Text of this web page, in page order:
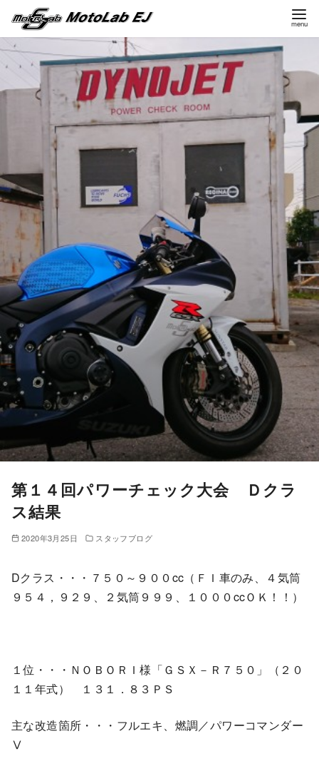
コ
ン
動
第１４回パワーチェック大会 Ｄクラ
ス結果
2020年3月25日 スタッフブログ
Dクラス・・・７５０～９００cc（ＦＩ車のみ、４気筒
９５４，９２９、２気筒９９９、１０００ccＯＫ！！）
１位・・・ＮＯＢＯＲＩ様「ＧＳＸ－Ｒ７５０」（２０
１１年式） １３１．８３ＰＳ
主な改造箇所・・・フルエキ、燃調／パワーコマンダー
Ⅴ